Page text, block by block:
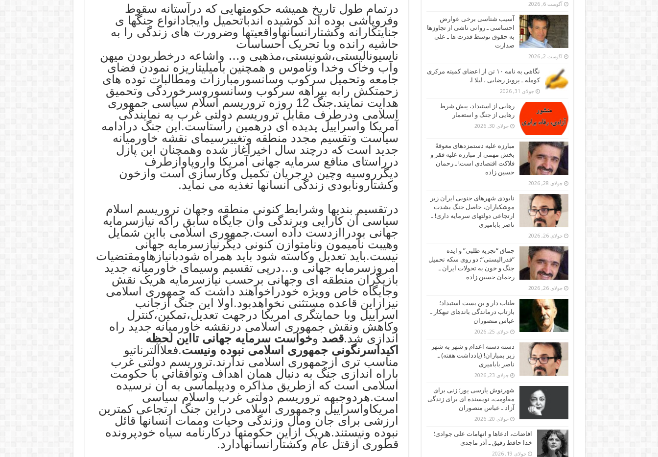
درتمام طول تاریخ همیشه حکومتهایی که درآستانه سقوط
وفروپاشی بوده اند کوشیده اندباتحمیل وایجادانواع جنگها ی
جنایتکارانه وکشتارانسانهاواقعیتها وضرورت های زندگی را به
حاشیه رانده وبا تحریک احساسات
ناسیونالیستی،شونیستی،مذهبی و… واشاعه درخطربودن میهن
وآب وخاک وخدا وناموس و همچنین بامیلیتاریزه نمودن فضای
جامعه وتحمیل سرکوب وسانسورمبارزات ومطالبات توده های
زحمتکش رابه بیراهه سرکوب وسانسوروسرخوردگی وتحمیق
هدایت نمایند.جنگ 12 روزه تروریسم اسلام سیاسی جمهوری
اسلامی ودرطرف مقابل تروریسم دولتی غرب به نمایندگی
آمریکا واسراییل پدیده ای درهمین راستاست.این جنگ درادامه
سیاست وتقسیم مجدد منطقه وتغییرسیمای نقشه خاورمیانه
جدید است که درچند سال اخیرآغاز شده وهمچنان این پازل
درراستای منافع سرمایه جهانی آمریکا واروپاوازطرف
دیگرروسیه وچین درجریان تکمیل وکارسازی است وازخون
وکشتارونابودی زندگی انسانها تغذیه می نماید.
درتقسیم بندیها وشرایط کنونی منطقه وجهان تروریسم اسلام
سیاسی آن کارایی وبرندگی وآن جایگاه سابق راکه نیازسرمایه
جهانی بودراازدست داده است.جمهوری اسلامی بااین شمایل
وهیبت نامیمون ونامتوازن کنونی دیگرنیازسرمایه جهانی
نیست.باید تعدیل وکاسته شود باید همراه شودبانیازهاومقتضیات
امروزسرمایه جهانی و…درپی تقسیم وسیمای خاورمیانه جدید
بازیگران منطقه ای وجهانی برحسب نیازسرمایه هریک نقش
وجایگاه خاص وویژه خودراخواهند داشت که جمهوری اسلامی
نیزازاین قاعده مستثنی نخواهدبود.اولا این جنگ ازجانب
اسراییل وبا حمایتگری امریکا درجهت تعدیل،تمکین،کنترل
وکاهش ونقش جمهوری اسلامی درنقشه خاورمیانه جدید راه
اندازی شد.قصد وخواست سرمایه جهانی تااین لحظه
اکیداسرنگونی جمهوری اسلامی نبوده ونیست.فعلاآلترناتیو
مناسب تری ازجمهوری اسلامی ندارند.تروریسم دولتی غرب
باراه اندازی جنگ به دنبال همان اهداف وتوافقاتی با حکومت
اسلامی است که ازطریق مذاکره ودیپلماسی به آن نرسیده
است.هردوجبهه تروریسم دولتی غرب واسلام سیاسی
امریکاواسراییل وجمهوری اسلامی دراین جنگ ارتجاعی کمترین
ارزشی برای جان ومال وزندگی وحیات وممات انسانها قائل
نبوده ونیستند.هریک ازاین حکومتها درکارنامه سیاه خودپرونده
قطوری ازقتل عام وکشتارانسانهادارد.
آگوست 6, 2026
آسیب شناسی برخی عوارض
احساسی ـ روانی ناشی از تجاوزها
به حقوق توسط قدرت ها ـ علی
صدارت
آگوست 2, 2026
نگاهی به نامه ۱۰ تن از اعضای کمیته مرکزی
کومله ـ پرویز رضایی ، لیلا ا.
جولای 31, 2026
رهایی از استبداد، پیش شرط
رهایی از جنگ و استعمار
جولای 30, 2026
مبارزه علیه دستمزدهای معوقهُ
بخش مهمی از مبارزه علیه فقر و
فلاکت اقتصادی است! ـ رحمان
حسین زاده
جولای 28, 2026
نابودی شهرهای جنوبی ایران زیر
موشکباران، حاصل جنگ بشدت
ارتجاعی دولتهای سرمایه داری! ـ
ناصر بابامیری
جولای 26, 2026
چماق “تجزیه طلبی” و ایده
“فدرالیستی”: دو روی سکه تحمیل
جنگ و خون به تحولات ایران ـ
رحمان حسین زاده
جولای 26, 2026
طناب دار و بن بست استبداد؛
بازتاب درماندگی باندهای تبهکار ـ
عباس منصوران
جولای 25, 2026
دسته دسته اعدام و شهر به شهر
زیر بمباران! (یادداشت هفته) ـ
ناصر بابامیری
جولای 23, 2026
شهرنوش پارسی پور؛ زنی برای
مقاومت، نویسنده ای برای زندگی
آزاد ـ عباس منصوران
جولای 20, 2026
افاضات، ادعاها و اتهامات علی جوادی؛
خدا حافظ رفیق ـ آذر ماجدی
جولای 19, 2026